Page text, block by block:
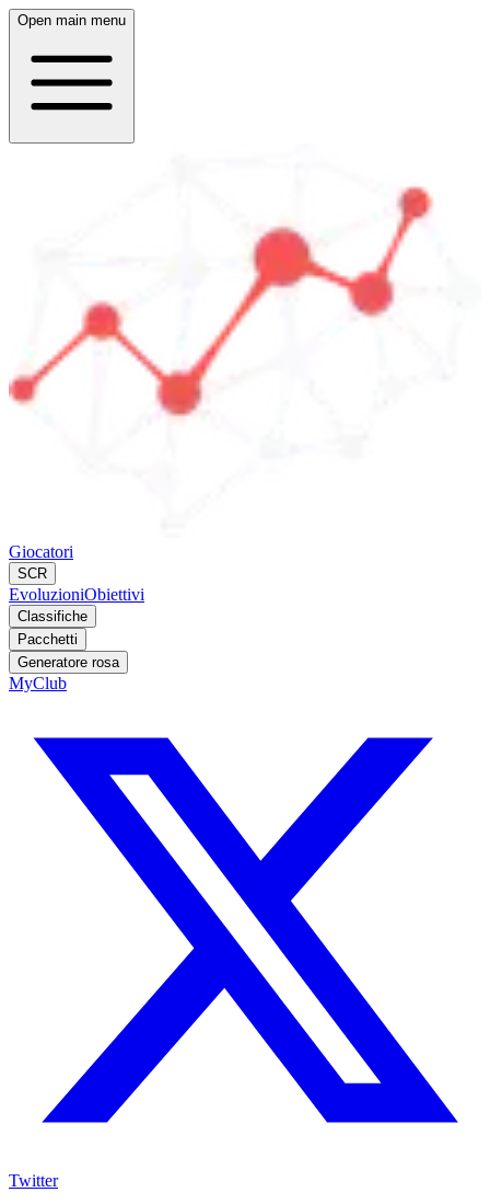
Open main menu
Giocatori
SCR
EvoluzioniObiettivi
Classifiche
Pacchetti
Generatore rosa
MyClub
Twitter